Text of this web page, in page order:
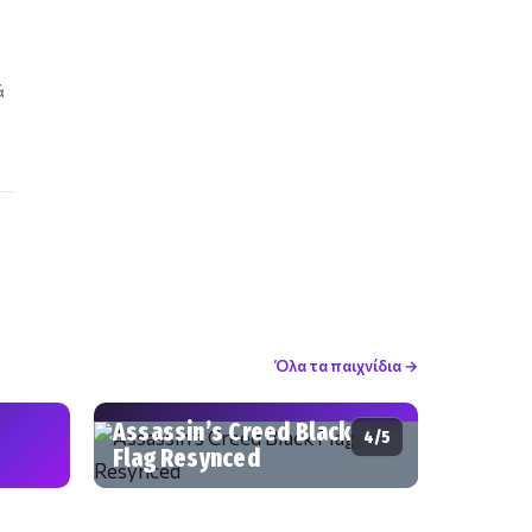
Όλα τα παιχνίδια →
Assassin’s Creed Black
Flag Resynced
4/5